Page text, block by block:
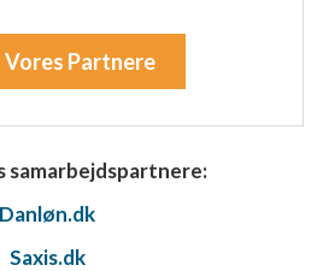
Vores Partnere
samarbejdspartnere:
Danløn.dk
Saxis.dk